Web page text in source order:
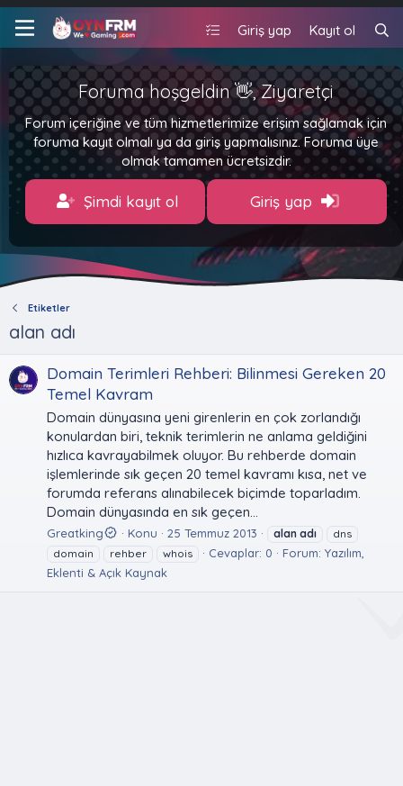
Giriş yap Kayıt ol
Foruma hoşgeldin 👋, Ziyaretçi
Forum içeriğine ve tüm hizmetlerimize erişim sağlamak için
foruma kayıt olmalı ya da giriş yapmalısınız. Foruma üye
olmak tamamen ücretsizdir.
Şimdi kayıt ol Giriş yap
Etiketler
alan adı
Domain Terimleri Rehberi: Bilinmesi Gereken 20
Temel Kavram
Domain dünyasına yeni girenlerin en çok zorlandığı
konulardan biri, teknik terimlerin ne anlama geldiğini
hızlıca kavrayabilmek oluyor. Bu rehberde domain
işlemlerinde sık geçen 20 temel kavramı kısa, net ve
forumda referans alınabilecek biçimde toparladım.
Domain dünyasında en sık geçen...
Greatking Konu 25 Temmuz 2013 alan adı
dns
domain
rehber whois Cevaplar: 0 Forum: Yazılım,
Eklenti & Açık Kaynak